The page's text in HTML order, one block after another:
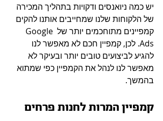
יש כמה ניואנסים ודקויות בתהליך המכירה
של הלקוחות שלנו שמחייבים אותנו להקים
קמפיינים מתוחכמים יותר של Google
Ads. לכן, קמפיין חכם לא מאפשר לנו
להגיע לביצועים טובים יותר ובעיקר לא
מאפשר לנו לנהל את הקמפיין כפי שמתוא
בהמשך.
קמפיין המרות לחנות פרחים